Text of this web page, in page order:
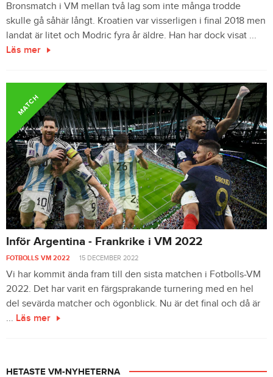
Bronsmatch i VM mellan två lag som inte många trodde
skulle gå såhär långt. Kroatien var visserligen i final 2018 men
landat är litet och Modric fyra år äldre. Han har dock visat ...
Läs mer
MATCH
Inför Argentina - Frankrike i VM 2022
FOTBOLLS VM 2022 15 DECEMBER 2022
Vi har kommit ända fram till den sista matchen i Fotbolls-VM
2022. Det har varit en färgsprakande turnering med en hel
del sevärda matcher och ögonblick. Nu är det final och då är
... Läs mer
HETASTE VM-NYHETERNA